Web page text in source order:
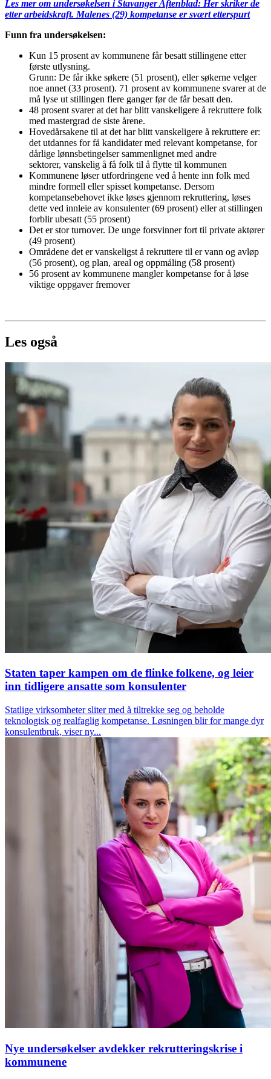
Les mer om undersøkelsen i Stavanger Aftenblad: Her skriker de
etter arbeidskraft. Malenes (29) kompetanse er svært etterspurt
Funn fra undersøkelsen:
Kun 15 prosent av kommunene får besatt stillingene etter
første utlysning.
Grunn: De får ikke søkere (51 prosent), eller søkerne velger
noe annet (33 prosent). 71 prosent av kommunene svarer at de
må lyse ut stillingen flere ganger før de får besatt den.
48 prosent svarer at det har blitt vanskeligere å rekruttere folk
med mastergrad de siste årene.
Hovedårsakene til at det har blitt vanskeligere å rekruttere er:
det utdannes for få kandidater med relevant kompetanse, for
dårlige lønnsbetingelser sammenlignet med andre
sektorer, vanskelig å få folk til å flytte til kommunen
Kommunene løser utfordringene ved å hente inn folk med
mindre formell eller spisset kompetanse. Dersom
kompetansebehovet ikke løses gjennom rekruttering, løses
dette ved innleie av konsulenter (69 prosent) eller at stillingen
forblir ubesatt (55 prosent)
Det er stor turnover. De unge forsvinner fort til private aktører
(49 prosent)
Områdene det er vanskeligst å rekruttere til er vann og avløp
(56 prosent), og plan, areal og oppmåling (58 prosent)
56 prosent av kommunene mangler kompetanse for å løse
viktige oppgaver fremover
Les også
Staten taper kampen om de flinke folkene, og leier
inn tidligere ansatte som konsulenter
Statlige virksomheter sliter med å tiltrekke seg og beholde
teknologisk og realfaglig kompetanse. Løsningen blir for mange dyr
konsulentbruk, viser ny...
Nye undersøkelser avdekker rekrutteringskrise i
kommunene